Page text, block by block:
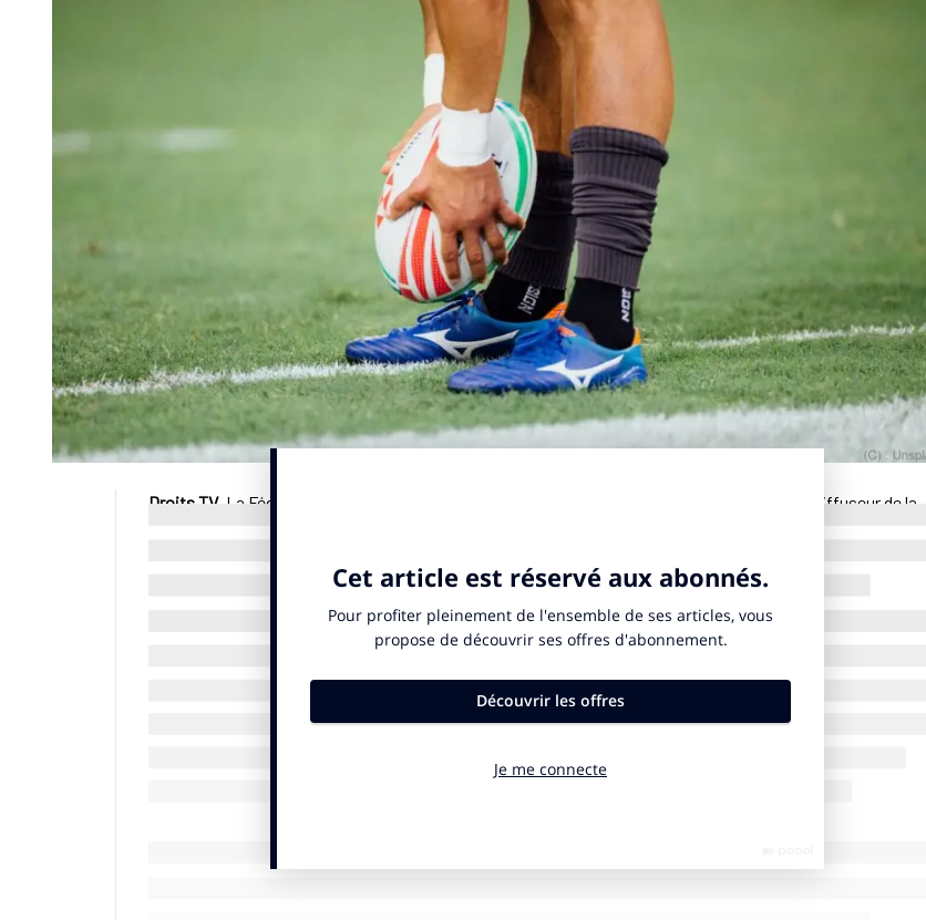
Droits TV. La Fédération Française de Rugby (FFR) a lancé une consultation pour trouver le diffuseur de la